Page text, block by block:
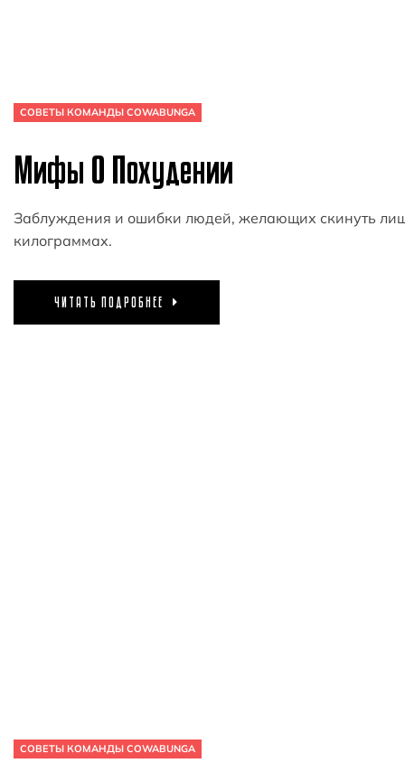
СОВЕТЫ КОМАНДЫ COWABUNGA
Мифы О Похудении
Заблуждения и ошибки людей, желающих скинуть
килограммах.
ЧИТАТЬ ПОДРОБНЕЕ
СОВЕТЫ КОМАНДЫ COWABUNGA